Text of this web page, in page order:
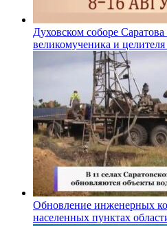
Духовском соборе
великомученика и
Обновление инженерных
населенных пунктах